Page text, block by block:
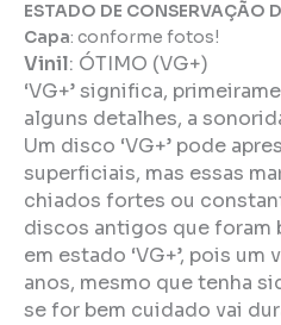
ESTADO DE CONSERVAÇÃO
Capa: conforme fotos!
Vinil: ÓTIMO (VG+)
‘VG+’ significa,
alguns detalhes, a
Um disco ‘VG+’ pode
superficiais, mas essas
chiados fortes ou
discos antigos que foram
em estado ‘VG+’, pois
anos, mesmo que tenha
se for bem cuidado vai